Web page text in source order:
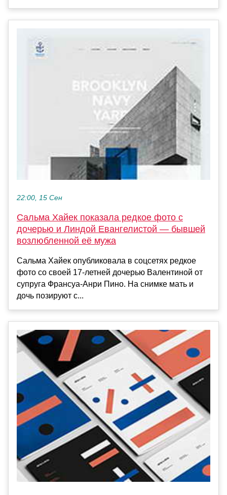
22:00, 15 Сен
Сальма Хайек показала редкое фото с
дочерью и Линдой Евангелистой — бывшей
возлюбленной её мужа
Сальма Хайек опубликовала в соцсетях редкое
фото со своей 17-летней дочерью Валентиной от
супруга Франсуа-Анри Пино. На снимке мать и
дочь позируют с...